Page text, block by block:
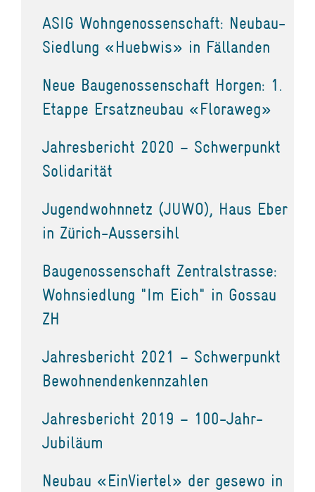
ASIG Wohngenossenschaft: Neubau-
Siedlung «Huebwis» in Fällanden
Neue Baugenossenschaft Horgen: 1.
Etappe Ersatzneubau «Floraweg»
Jahresbericht 2020 – Schwerpunkt
Solidarität
Jugendwohnnetz (JUWO), Haus Eber
in Zürich-Aussersihl
Baugenossenschaft Zentralstrasse:
Wohnsiedlung "Im Eich" in Gossau
ZH
Jahresbericht 2021 – Schwerpunkt
Bewohnendenkennzahlen
Jahresbericht 2019 – 100-Jahr-
Jubiläum
Neubau «EinViertel» der gesewo in